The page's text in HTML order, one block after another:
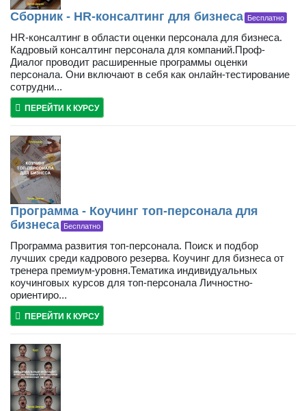
Сборник - HR-консалтинг для бизнеса Бесплатно
HR-консалтинг в области оценки персонала для бизнеса.
Кадровый консалтинг персонала для компаний.Проф-
Диалог проводит расширенные программы оценки
персонала. Они включают в себя как онлайн-тестирование
сотрудни...
ПЕРЕЙТИ К КУРСУ
Программа - Коучинг топ-персонала для
бизнеса Бесплатно
Программа развития топ-персонала. Поиск и подбор
лучших среди кадрового резерва. Коучинг для бизнеса от
тренера премиум-уровня.Тематика индивидуальных
коучинговых курсов для топ-персонала Личностно-
ориентиро...
ПЕРЕЙТИ К КУРСУ